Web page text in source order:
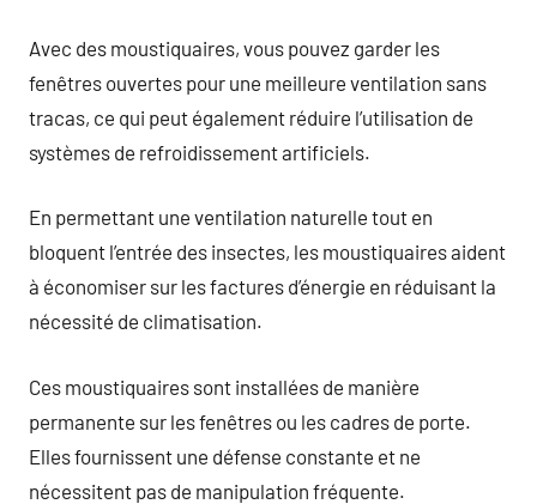
Avec des moustiquaires, vous pouvez garder les
fenêtres ouvertes pour une meilleure ventilation sans
tracas, ce qui peut également réduire l’utilisation de
systèmes de refroidissement artificiels.
En permettant une ventilation naturelle tout en
bloquent l’entrée des insectes, les moustiquaires aident
à économiser sur les factures d’énergie en réduisant la
nécessité de climatisation.
Ces moustiquaires sont installées de manière
permanente sur les fenêtres ou les cadres de porte.
Elles fournissent une défense constante et ne
nécessitent pas de manipulation fréquente.